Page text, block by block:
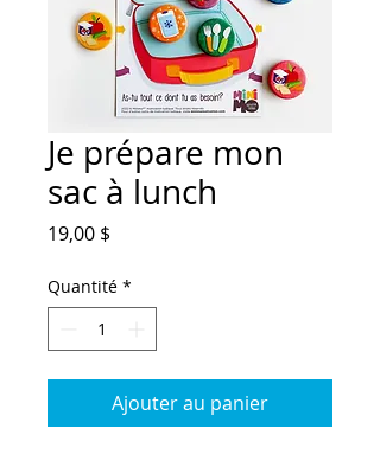
Je prépare mon
sac à lunch
19,00 $
Quantité *
Ajouter au panier